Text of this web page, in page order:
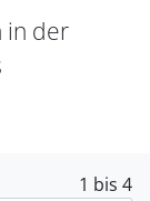
in der
1 bis 4